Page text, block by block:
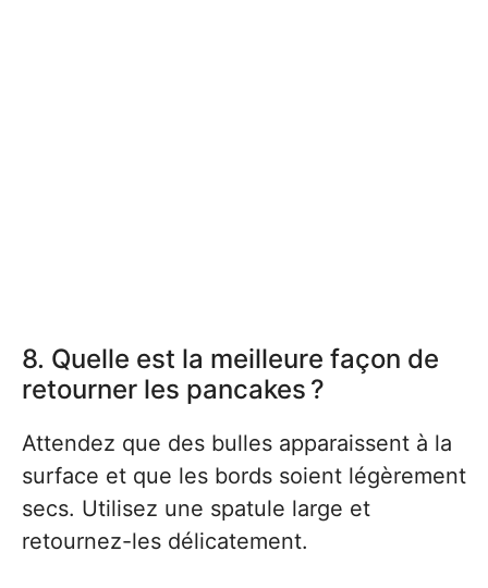
8. Quelle est la meilleure façon de
retourner les pancakes ?
Attendez que des bulles apparaissent à la
surface et que les bords soient légèrement
secs. Utilisez une spatule large et
retournez-les délicatement.